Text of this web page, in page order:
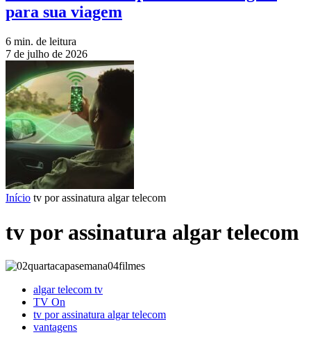
para sua viagem
6 min. de leitura
7 de julho de 2026
Início tv por assinatura algar telecom
tv por assinatura algar telecom
algar telecom tv
TV On
tv por assinatura algar telecom
vantagens